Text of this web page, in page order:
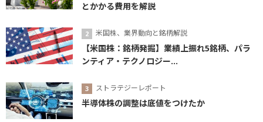
とかかる費用を解説
米国株、業界動向と銘柄解説
【米国株：銘柄発掘】業績上振れ5銘柄、パラ
ンティア・テクノロジー...
ストラテジーレポート
半導体株の調整は底値をつけたか